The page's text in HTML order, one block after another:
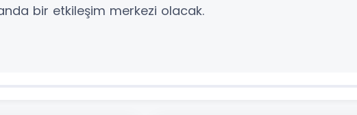
bir etkileşim merkezi olacak.